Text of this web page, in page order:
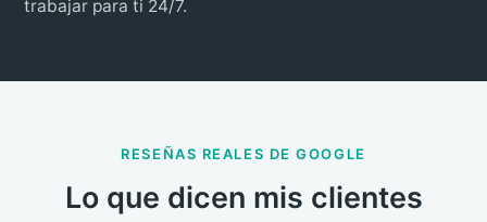
trabajar para ti 24/7.
RESEÑAS REALES DE GOOGLE
Lo que dicen mis clientes